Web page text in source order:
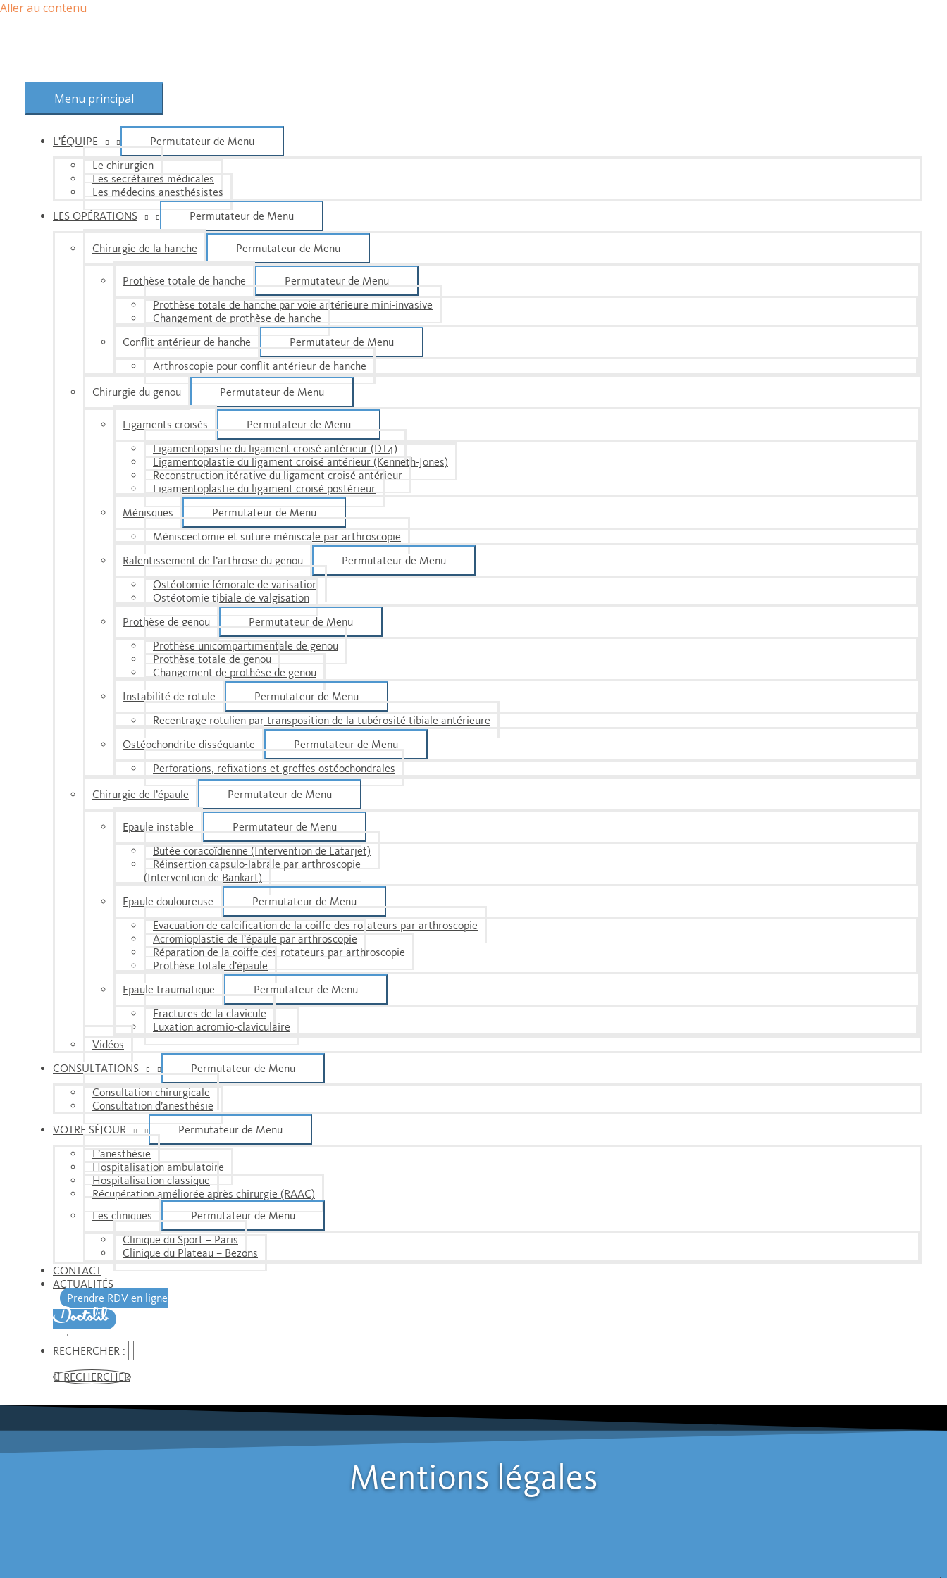
Aller au contenu
Menu principal
L’ÉQUIPE
Permutateur de Menu
Le chirurgien
Les secrétaires médicales
Les médecins anesthésistes
LES OPÉRATIONS
Permutateur de Menu
Chirurgie de la hanche Permutateur de Menu
Prothèse totale de hanche
Permutateur de Menu
Prothèse totale de hanche par voie antérieure mini-invasive
Changement de prothèse de hanche
Conflit antérieur de hanche
Permutateur de Menu
Arthroscopie pour conflit antérieur de hanche
Chirurgie du genou
Permutateur de Menu
Ligaments croisés
Permutateur de Menu
Ligamentopastie du ligament croisé antérieur (DT4)
Ligamentoplastie du ligament croisé antérieur (Kenneth-Jones)
Reconstruction itérative du ligament croisé antérieur
Ligamentoplastie du ligament croisé postérieur
Ménisques
Permutateur de Menu
Méniscectomie et suture méniscale par arthroscopie
Ralentissement de l’arthrose du genou
Permutateur de Menu
Ostéotomie fémorale de varisation
Ostéotomie tibiale de valgisation
Prothèse de genou
Permutateur de Menu
Prothèse unicompartimen­tale de genou
Prothèse totale de genou
Changement de prothèse de genou
Instabilité de rotule
Permutateur de Menu
Recentrage rotulien par transposition de la tubérosité tibiale antérieure
Ostéochondrite disséquante
Permutateur de Menu
Perforations, refixations et greffes ostéochon­drales
Chirurgie de l’épaule
Permutateur de Menu
Epaule instable
Permutateur de Menu
Butée coracoïdienne (Intervention de Latarjet)
Réinsertion capsulo-labrale par arthroscopie
(Intervention de Bankart)
Epaule douloureuse
Permutateur de Menu
Evacuation de calcification de la coiffe des rotateurs par arthroscopie
Acromioplastie de l’épaule par arthroscopie
Réparation de la coiffe des rotateurs par arthroscopie
Prothèse totale d’épaule
Epaule traumatique
Permutateur de Menu
Fractures de la clavicule
Luxation acromio-claviculaire
Vidéos
CONSULTATIONS
Permutateur de Menu
Consultation chirurgicale
Consultation d’anesthésie
VOTRE SÉJOUR
Permutateur de Menu
L’anesthésie
Hospitalisation ambulatoire
Hospitalisation classique
Récupération améliorée après chirurgie (RAAC)
Les cliniques
Permutateur de Menu
Clinique du Sport – Paris
Clinique du Plateau – Bezons
CONTACT
ACTUALITÉS
Prendre RDV en ligne
RECHERCHER :
RECHERCHER
Mentions légales